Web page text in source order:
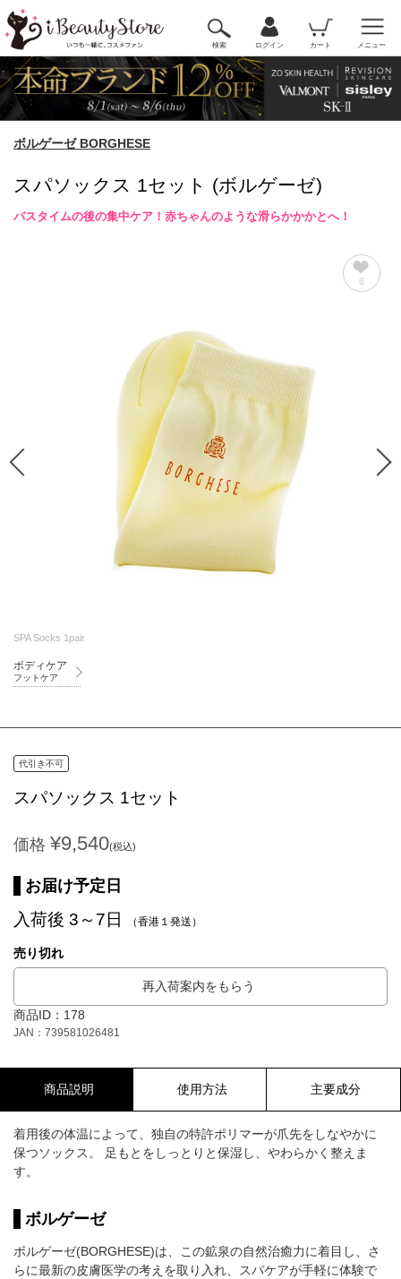
検索 ログイン カート メニュー
ボルゲーゼ BORGHESE
スパソックス 1セット (ボルゲーゼ)
バスタイムの後の集中ケア！赤ちゃんのような滑らかかかとへ！
6
SPA Socks 1pair
ボディケア
フットケア
代引き不可
スパソックス 1セット
価格 ¥9,540(税込)
お届け予定日
入荷後 3～7日 （香港１発送）
売り切れ
再入荷案内をもらう
商品ID：178
JAN：739581026481
商品説明 使用方法 主要成分
着用後の体温によって、独自の特許ポリマーが爪先をしなやかに
保つソックス。 足もとをしっとりと保湿し、やわらかく整えま
す。
ボルゲーゼ
ボルゲーゼ(BORGHESE)は、この鉱泉の自然治癒力に着目し、さ
らに最新の皮膚医学の考えを取り入れ、スパケアが手軽に体験で